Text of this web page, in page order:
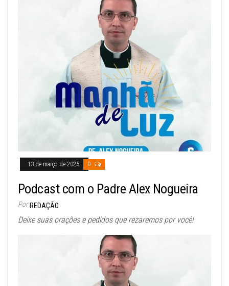
13 de março de 2025 0
Podcast com o Padre Alex Nogueira
Por REDAÇÃO
Deixe suas orações e pedidos que rezaremos por você!